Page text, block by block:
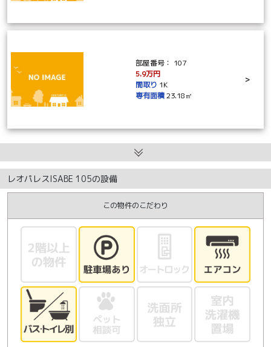
部屋番号： 107
5.9万円
間取り 1K
専有面積23.18㎡
>
レオパレスISABE 105の設備
この物件のこだわり